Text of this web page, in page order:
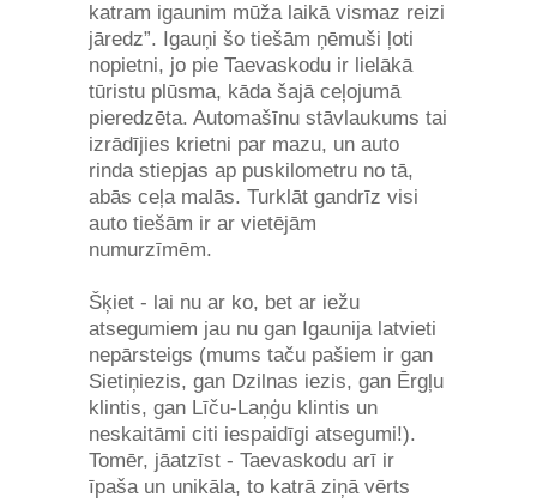
katram igaunim mūža laikā vismaz reizi
jāredz”. Igauņi šo tiešām ņēmuši ļoti
nopietni, jo pie Taevaskodu ir lielākā
tūristu plūsma, kāda šajā ceļojumā
pieredzēta. Automašīnu stāvlaukums tai
izrādījies krietni par mazu, un auto
rinda stiepjas ap puskilometru no tā,
abās ceļa malās. Turklāt gandrīz visi
auto tiešām ir ar vietējām
numurzīmēm.
Šķiet - lai nu ar ko, bet ar iežu
atsegumiem jau nu gan Igaunija latvieti
nepārsteigs (mums taču pašiem ir gan
Sietiņiezis, gan Dzilnas iezis, gan Ērgļu
klintis, gan Līču-Laņģu klintis un
neskaitāmi citi iespaidīgi atsegumi!).
Tomēr, jāatzīst - Taevaskodu arī ir
īpaša un unikāla, to katrā ziņā vērts